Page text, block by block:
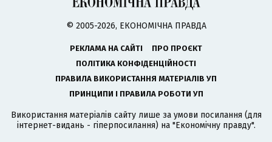
© 2005-2026, ЕКОНОМІЧНА ПРАВДА
РЕКЛАМА НА САЙТІ
ПРО ПРОЄКТ
ПОЛІТИКА КОНФІДЕНЦІЙНОСТІ
ПРАВИЛА ВИКОРИСТАННЯ МАТЕРІАЛІВ УП
ПРИНЦИПИ І ПРАВИЛА РОБОТИ УП
Використання матеріалів сайту лише за умови посилання (для
інтернет-видань - гіперпосилання) на "Економічну правду".